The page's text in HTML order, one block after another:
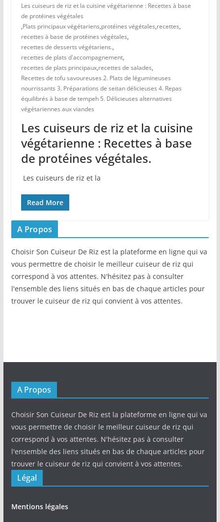
Les cuiseurs de riz et la cuisine végétarienne : Recettes à base
de protéines végétales
,Plats principaux végétariens,protéines végétales,recettes,
recettes à base de protéines végétales,
recettes de desserts végétariens.,
recettes de plats d'accompagnement,
recettes de plats principaux,recettes de salades,
Recettes de tofu savoureuses 2. Plats de légumineuses
nourrissants 3. Préparations de seitan délicieuses 4. Repas
équilibrés à base de tempeh 5. Délicieuses alternatives
végétariennes aux viandes
Les cuiseurs de riz et la cuisine
végétarienne : Recettes à base
de protéines végétales.
⁤ Les cuiseurs ⁤de​ riz et la
Read More
A Propos
Choisir Son Cuiseur De Riz est la plateforme en ligne qui va
vous permettre de choisir le meilleur cuiseur de riz qui
correspond à vos attentes. N'hésitez pas à consulter
l'ensemble des liens situés en bas de chaque articles pour
trouver le cuiseur de riz qui convient à vos attentes.
A Propos
Choisir Son Cuiseur De Riz est la plateforme en ligne qui va
vous permettre de choisir le meilleur cuiseur de riz qui
correspond à vos attentes. N'hésitez pas à consulter
l'ensemble des liens situés en bas de chaque articles pour
trouver le cuiseur de riz qui convient à vos attentes.
Légal
Mentions légales